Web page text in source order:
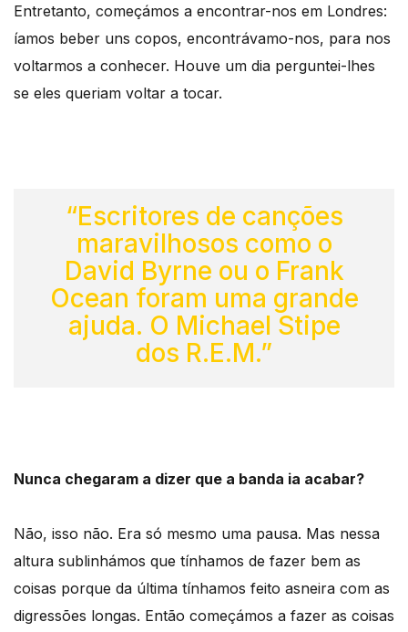
Entretanto, começámos a encontrar-nos em Londres:
íamos beber uns copos, encontrávamo-nos, para nos
voltarmos a conhecer. Houve um dia perguntei-lhes
se eles queriam voltar a tocar.
“Escritores de canções
maravilhosos como o
David Byrne ou o Frank
Ocean foram uma grande
ajuda. O Michael Stipe
dos R.E.M.”
Nunca chegaram a dizer que a banda ia acabar?
Não, isso não. Era só mesmo uma pausa. Mas nessa
altura sublinhámos que tínhamos de fazer bem as
coisas porque da última tínhamos feito asneira com as
digressões longas. Então começámos a fazer as coisas